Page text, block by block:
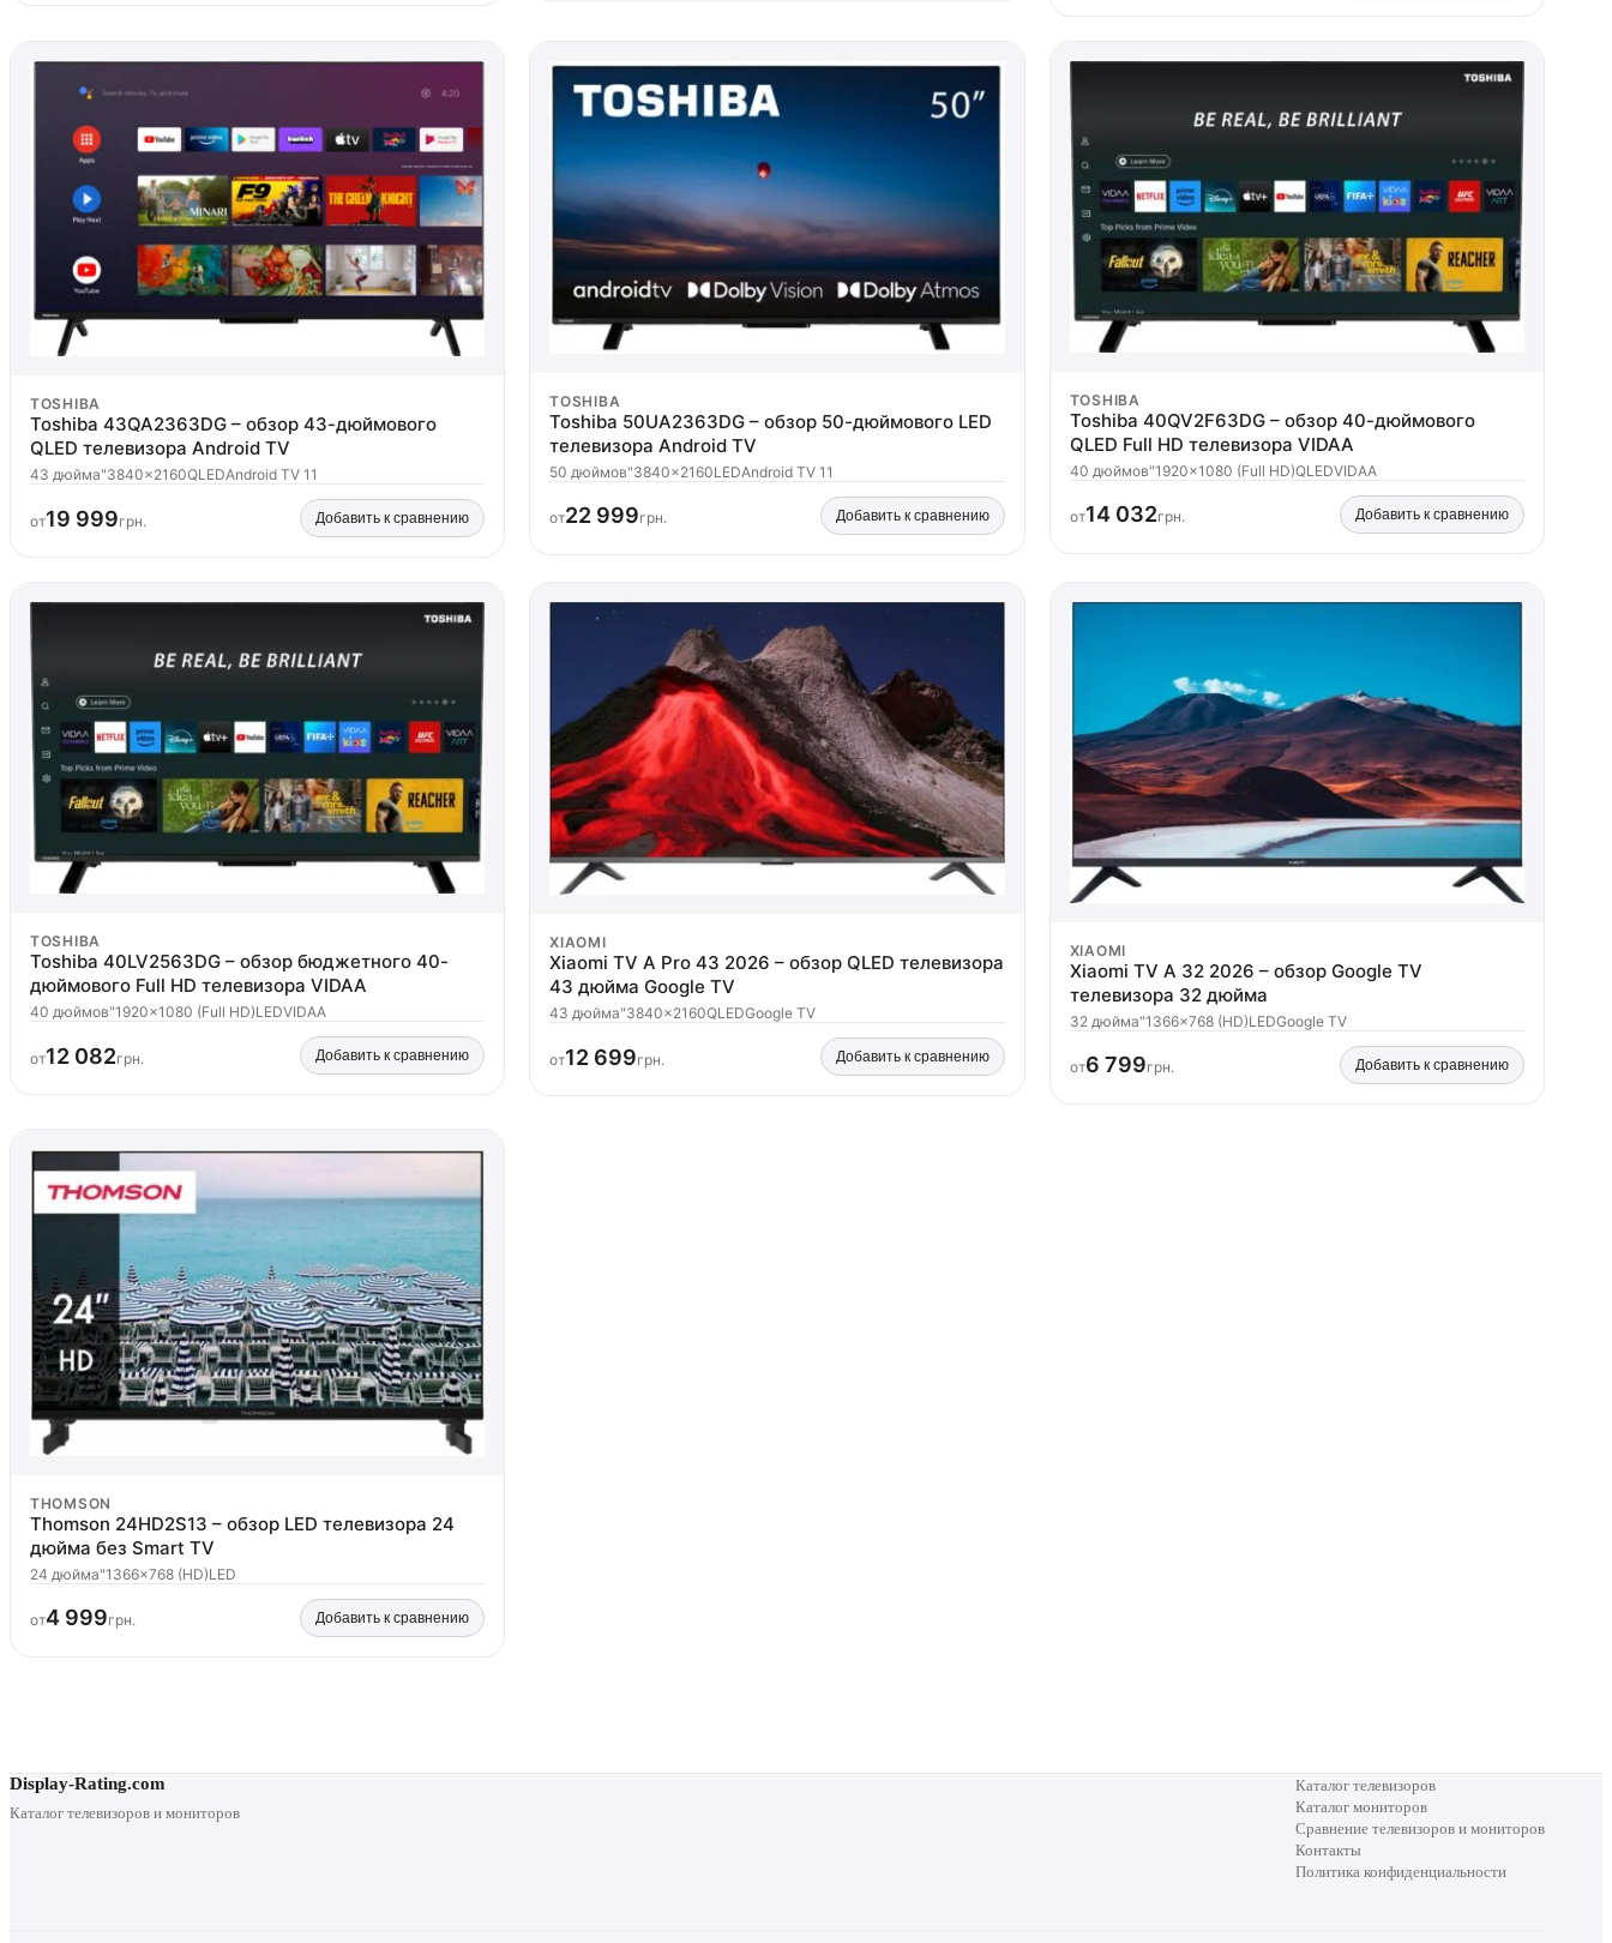
TOSHIBA
Toshiba 43QA2363DG – обзор 43-дюймового
QLED телевизора Android TV
43 дюйма"3840x2160QLEDAndroid TV 11
от19 999грн. Добавить к сравнению
TOSHIBA
Toshiba 50UA2363DG – обзор 50-дюймового LED
телевизора Android TV
50 дюймов"3840x2160LEDAndroid TV 11
от22 999грн. Добавить к сравнению
TOSHIBA
Toshiba 40QV2F63DG – обзор 40-дюймового
QLED Full HD телевизора VIDAA
40 дюймов"1920x1080 (Full HD)QLEDVIDAA
от14 032грн. Добавить к сравнению
TOSHIBA
Toshiba 40LV2563DG – обзор бюджетного 40-
дюймового Full HD телевизора VIDAA
40 дюймов"1920x1080 (Full HD)LEDVIDAA
от12 082грн. Добавить к сравнению
XIAOMI
Xiaomi TV A Pro 43 2026 – обзор QLED телевизора
43 дюйма Google TV
43 дюйма"3840x2160QLEDGoogle TV
от12 699грн. Добавить к сравнению
XIAOMI
Xiaomi TV A 32 2026 – обзор Google TV
телевизора 32 дюйма
32 дюйма"1366x768 (HD)LEDGoogle TV
от6 799грн. Добавить к сравнению
THOMSON
Thomson 24HD2S13 – обзор LED телевизора 24
дюйма без Smart TV
24 дюйма"1366x768 (HD)LED
от4 999грн. Добавить к сравнению
Display-Rating.com
Каталог телевизоров и мониторов
Каталог телевизоров
Каталог мониторов
Сравнение телевизоров и мониторов
Контакты
Политика конфиденциальности